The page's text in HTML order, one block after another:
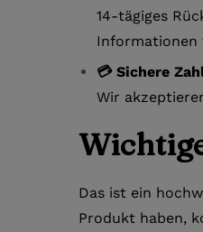
14-tägiges
Informationen
💳 Sichere
Wir
Das ist ein
Produkt haben,